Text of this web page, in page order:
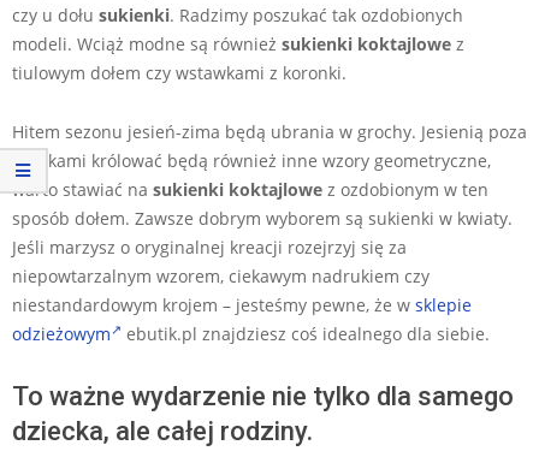
czy u dołu sukienki. Radzimy poszukać tak ozdobionych
modeli. Wciąż modne są również sukienki koktajlowe z
tiulowym dołem czy wstawkami z koronki.
Hitem sezonu jesień-zima będą ubrania w grochy. Jesienią poza
kropkami królować będą również inne wzory geometryczne,
warto stawiać na sukienki koktajlowe z ozdobionym w ten
sposób dołem. Zawsze dobrym wyborem są sukienki w kwiaty.
Jeśli marzysz o oryginalnej kreacji rozejrzyj się za
niepowtarzalnym wzorem, ciekawym nadrukiem czy
niestandardowym krojem – jesteśmy pewne, że w sklepie
odzieżowym
ebutik.pl znajdziesz coś idealnego dla siebie.
To ważne wydarzenie nie tylko dla samego
dziecka, ale całej rodziny.